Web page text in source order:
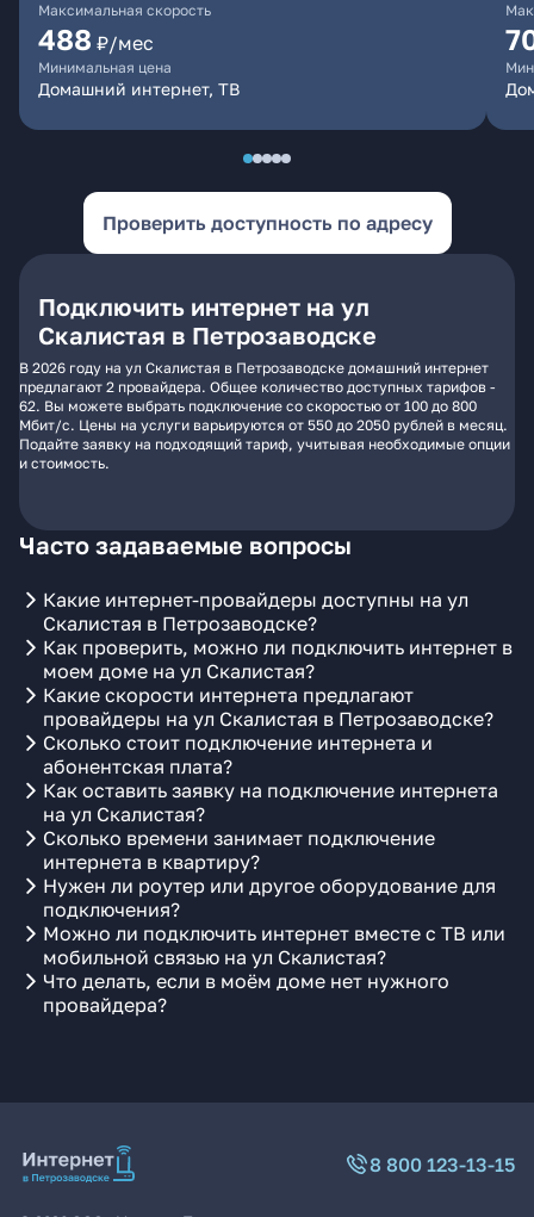
Максимальная скорость
488 ₽/мес
Минимальная цена
Домашний интернет, ТВ
Проверить доступность по адресу
Подключить интернет на ул
Скалистая в Петрозаводске
В 2026 году на ул Скалистая в Петрозаводске домашний интернет
предлагают 2 провайдера. Общее количество доступных тарифов -
62. Вы можете выбрать подключение со скоростью от 100 до 800
Мбит/с. Цены на услуги варьируются от 550 до 2050 рублей в месяц.
Подайте заявку на подходящий тариф, учитывая необходимые опции
и стоимость.
Часто задаваемые вопросы
Какие интернет-провайдеры доступны на ул
Скалистая в Петрозаводске?
Как проверить, можно ли подключить интернет в
моем доме на ул Скалистая?
Какие скорости интернета предлагают
провайдеры на ул Скалистая в Петрозаводске?
Сколько стоит подключение интернета и
абонентская плата?
Как оставить заявку на подключение интернета
на ул Скалистая?
Сколько времени занимает подключение
интернета в квартиру?
Нужен ли роутер или другое оборудование для
подключения?
Можно ли подключить интернет вместе с ТВ или
мобильной связью на ул Скалистая?
Что делать, если в моём доме нет нужного
провайдера?
8 800 123-13-15